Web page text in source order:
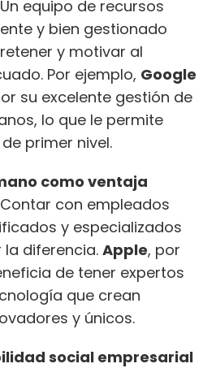
Un equipo de recursos
y bien gestionado
y motivar al
Por ejemplo, Google
su excelente gestión de
lo que le permite
primer nivel.
como ventaja
Contar con empleados
y especializados
diferencia. Apple, por
de tener expertos
que crean
y únicos.
social empresarial